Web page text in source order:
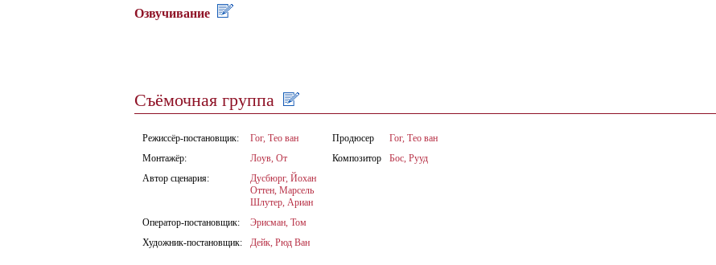
Озвучивание
Съёмочная группа
Режиссёр-постановщик:
Гог, Тео ван
Монтажёр:
Лоув, От
Автор сценария:
Дусбюрг, Йохан
Оттен, Марсель
Шлутер, Ариан
Оператор-постановщик:
Эрисман, Том
Художник-постановщик:
Дейк, Рюд Ван
Продюсер
Гог, Тео ван
Композитор
Бос, Рууд